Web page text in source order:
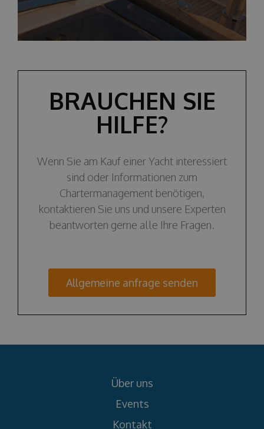
BRAUCHEN SIE
HILFE?
Wenn Sie am Kauf einer Yacht interessiert
sind oder Informationen zum
Chartermanagement benötigen,
kontaktieren Sie uns und unsere Experten
beantworten gerne alle Ihre Fragen.
Allgemeine anfrage senden
Über uns
Events
Kontakt